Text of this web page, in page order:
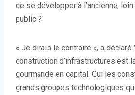
de se développer à l’ancienne,
public ?
« Je dirais le contraire », a déclaré
construction d’infrastructures est
gourmande en capital. Qui les
grands groupes technologiques